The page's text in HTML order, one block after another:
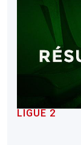
LIGUE 2